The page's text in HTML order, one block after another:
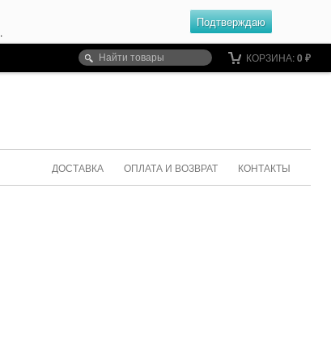
.
Подтверждаю
КОРЗИНА:0 ₽
ДОСТАВКА ОПЛАТА И ВОЗВРАТ КОНТАКТЫ